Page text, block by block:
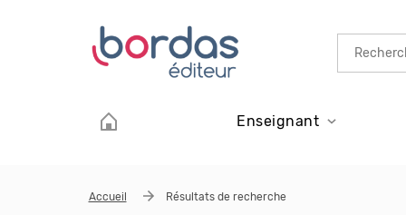
Aller au contenu principal
Enseignant
Accueil Résultats de recherche